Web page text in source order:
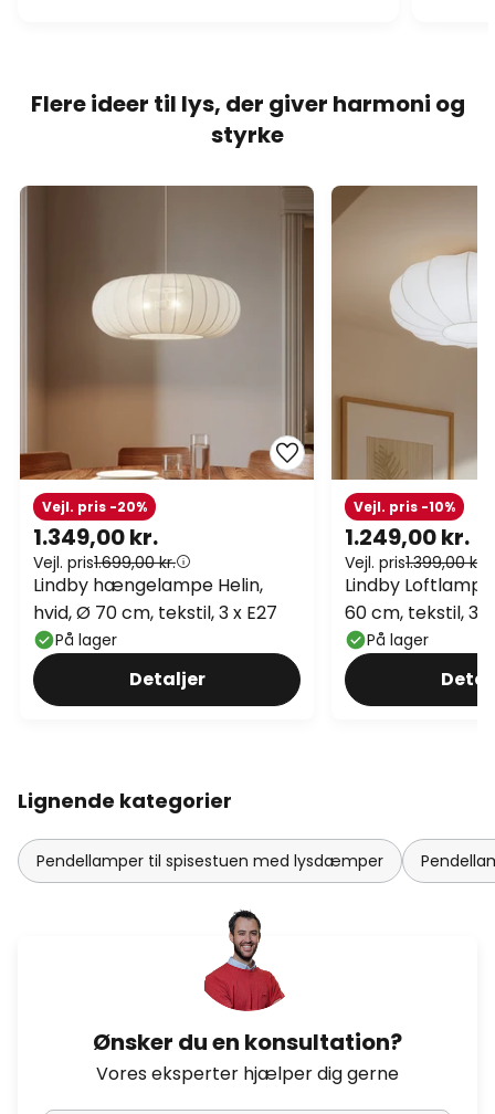
Flere ideer til lys, der giver harmoni og
styrke
1.349,00 kr.
Vejl. pris1.699,00 kr.
Vejl. pris -20%
Lindby hængelampe Helin,
hvid, Ø 70 cm, tekstil, 3 x E27
På lager
Detaljer
1.249,00 kr.
Vejl. pris1.399,00 kr.
Vejl. pris -10%
Lindby
60 cm, tekstil, 3 x
På lager
Lignende kategorier
Pendellamper til spisestuen med lysdæmper
Ønsker du en konsultation?
Vores eksperter hjælper dig gerne